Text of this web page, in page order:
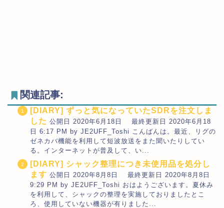
関連記事:
[DIARY] ずっと気になっていたSDRを注文しま
した 公開日 2020年6月18日 最終更新日 2020年6月18
日 6:17 PM by JE2UFF_Toshi こんばんは。最近、リグの
ゼネカバ機能を利用して短波放送をまた聞いたりしてい
る。インターネットが普及して、い...
[DIARY] シャック整理につき未使用品を処分し
ます 公開日 2020年8月8日 最終更新日 2020年8月8日
9:29 PM by JE2UFF_Toshi おはようございます。夏休み
を利用して、シャックの整理を実施しておりましたとこ
ろ、使用していない機器が有りました...